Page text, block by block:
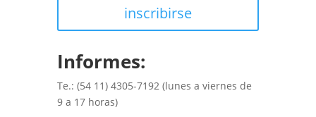
inscribirse
Informes:
Te.: (54 11) 4305-7192 (lunes a viernes de
9 a 17 horas)